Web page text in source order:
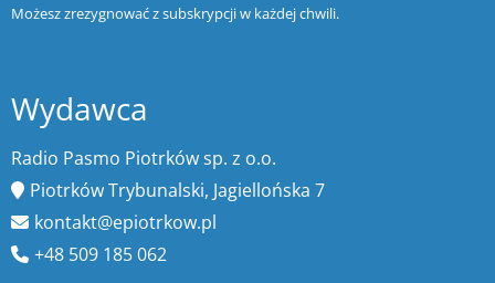
Możesz zrezygnować z subskrypcji w każdej chwili.
Wydawca
Radio Pasmo Piotrków sp. z o.o.
Piotrków Trybunalski, Jagiellońska 7
kontakt@epiotrkow.pl
+48 509 185 062